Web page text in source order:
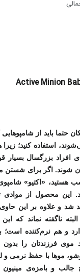
Active Minion
حتما باید از
استفاده کنید؛
افراد بزرگسال بسیار
شوند. اگر برای شستن
هستید، «اکتیو»
این محصول از موادی
و علاوه بر این
ناگفته نماند که
و هم نرم‌کننده است؛
موی فرزندتان را
موها با حفظ نرمی و
جالب و بامزه‌ی